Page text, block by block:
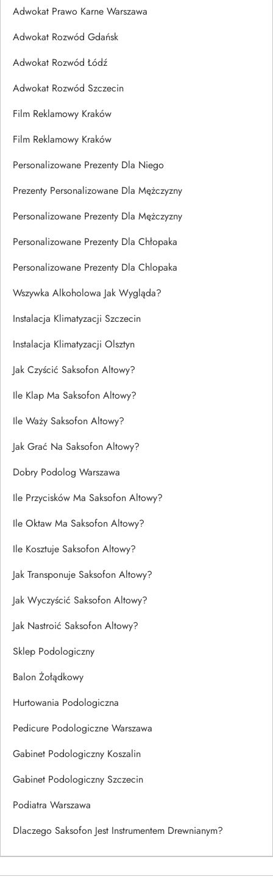
Adwokat Prawo Karne Warszawa
Adwokat Rozwód Gdańsk
Adwokat Rozwód Łódź
Adwokat Rozwód Szczecin
Film Reklamowy Kraków
Film Reklamowy Kraków
Personalizowane Prezenty Dla Niego
Prezenty Personalizowane Dla Mężczyzny
Personalizowane Prezenty Dla Mężczyzny
Personalizowane Prezenty Dla Chłopaka
Personalizowane Prezenty Dla Chlopaka
Wszywka Alkoholowa Jak Wygląda?
Instalacja Klimatyzacji Szczecin
Instalacja Klimatyzacji Olsztyn
Jak Czyścić Saksofon Altowy?
Ile Klap Ma Saksofon Altowy?
Ile Waży Saksofon Altowy?
Jak Grać Na Saksofon Altowy?
Dobry Podolog Warszawa
Ile Przycisków Ma Saksofon Altowy?
Ile Oktaw Ma Saksofon Altowy?
Ile Kosztuje Saksofon Altowy?
Jak Transponuje Saksofon Altowy?
Jak Wyczyścić Saksofon Altowy?
Jak Nastroić Saksofon Altowy?
Sklep Podologiczny
Balon Żołądkowy
Hurtowania Podologiczna
Pedicure Podologiczne Warszawa
Gabinet Podologiczny Koszalin
Gabinet Podologiczny Szczecin
Podiatra Warszawa
Dlaczego Saksofon Jest Instrumentem Drewnianym?